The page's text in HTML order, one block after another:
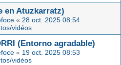
en Atuzkarratz)
« 28 oct. 2025 08:54
vidéos
(Entorno agradable)
« 19 oct. 2025 08:53
vidéos